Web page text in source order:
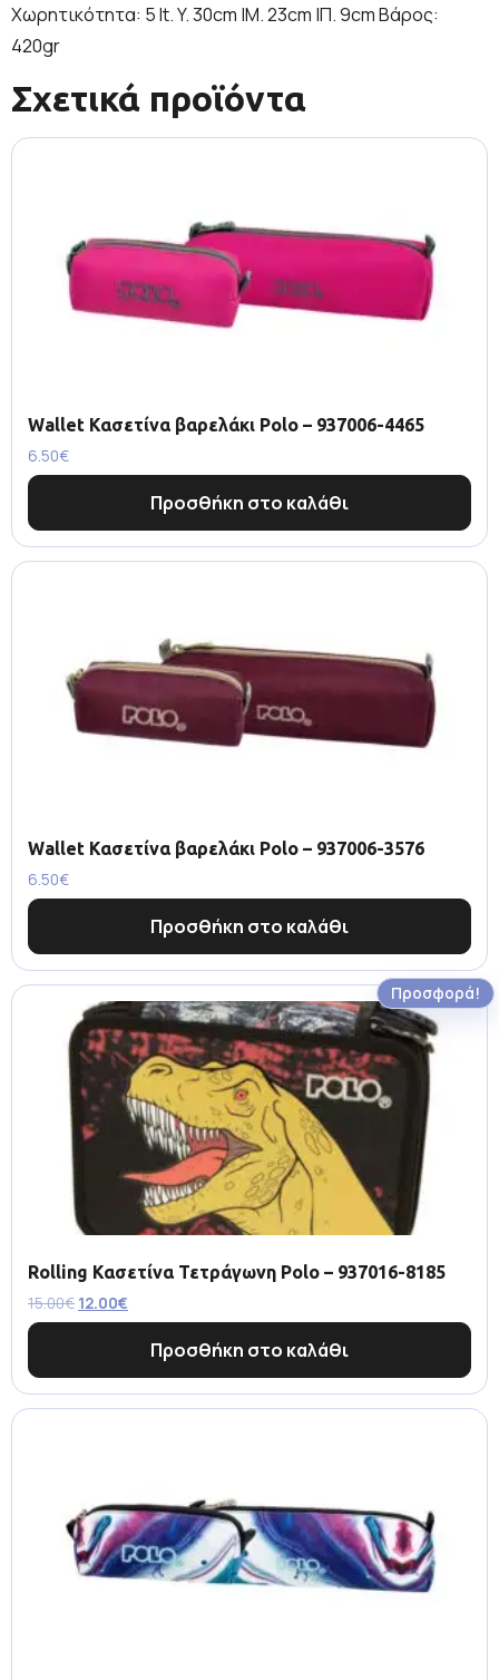
Χωρητικότητα: 5 lt. Y. 30cm |Μ. 23cm |Π. 9cm Βάρος:
420gr
Σχετικά προϊόντα
Wallet Κασετίνα βαρελάκι Polo – 937006-4465
6.50€
Προσθήκη στο καλάθι
Wallet Κασετίνα βαρελάκι Polo – 937006-3576
6.50€
Προσθήκη στο καλάθι
Προσφορά!
Rolling Κασετίνα Τετράγωνη Polo – 937016-8185
15.00€ 12.00€
Προσθήκη στο καλάθι